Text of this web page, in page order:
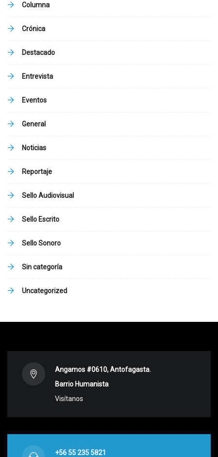
Columna
Crónica
Destacado
Entrevista
Eventos
General
Noticias
Reportaje
Sello Audiovisual
Sello Escrito
Sello Sonoro
Sin categoría
Uncategorized
Angamos #0610, Antofagasta.
Barrio Humanista
Visítanos
+56 55 235 5821